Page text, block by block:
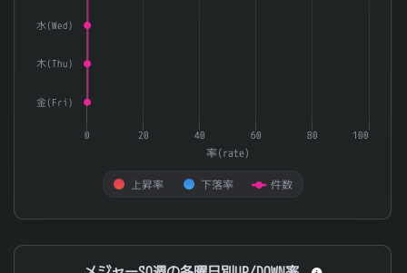
率(rate)
上昇率 下落率 件数
水(Wed)
木(Thu)
金(Fri)
0 20 40 60 80 100
End of interactive chart.
メジャーSQ週の各曜日別UP/DOWN率